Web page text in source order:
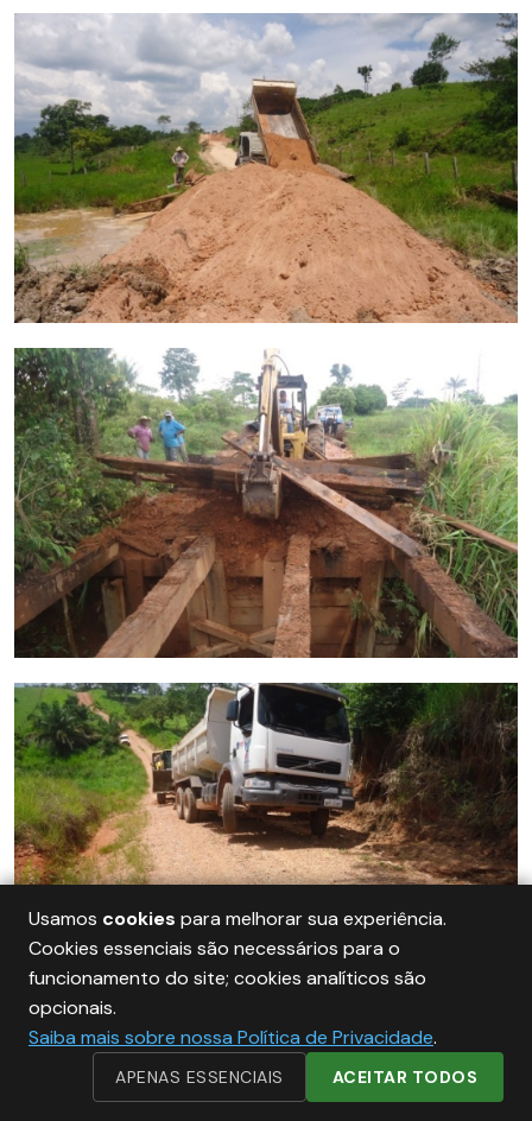
Usamos cookies para melhorar sua experiência.
Cookies essenciais são necessários para o
funcionamento do site; cookies analíticos são
opcionais.
Saiba mais sobre nossa Política de Privacidade.
APENAS ESSENCIAIS ACEITAR TODOS